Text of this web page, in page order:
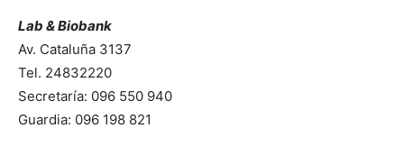
Lab & Biobank
Av. Cataluña 3137
Tel. 24832220
Secretaría: 096 550 940
Guardia: 096 198 821